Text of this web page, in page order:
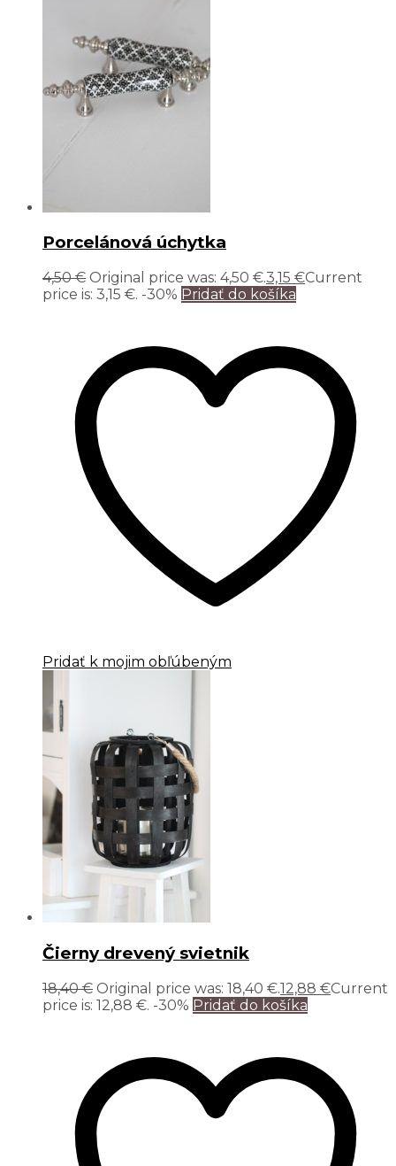
Porcelánová úchytka
4,50€ Original price was: 4,50 €.3,15 €Current
price is: 3,15 €. -30% Pridať do košíka
Pridať k mojim obľúbeným
Čierny drevený svietnik
18,40€ Original price was: 18,40 €.12,88 €Current
price is: 12,88 €. -30% Pridať do košíka